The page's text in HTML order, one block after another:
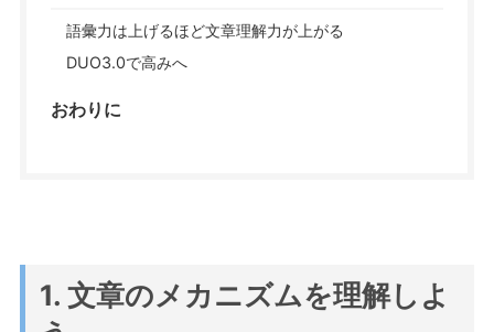
語彙力は上げるほど文章理解力が上がる
DUO3.0で高みへ
おわりに
1. 文章のメカニズムを理解しよ